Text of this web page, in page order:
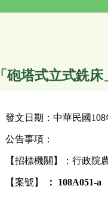
「砲塔式立式銑
發文日期：中華民國108
公告事項：
【招標機關】：行政院
【案號】 ： 108A051-a